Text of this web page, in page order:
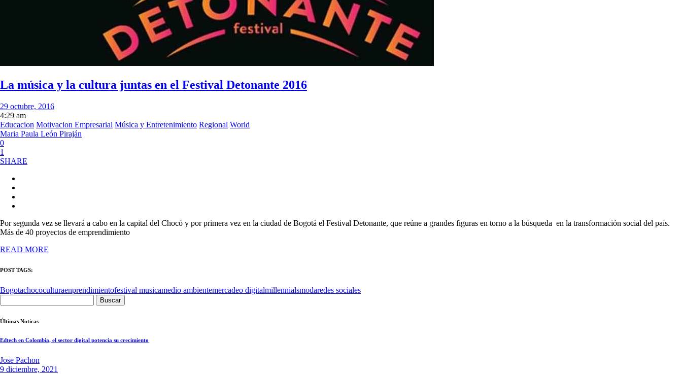
La música y la cultura juntas en el Festival Detonante 2016
29 octubre, 2016
4:29 am
Educacion Motivacion Empresarial Música y Entretenimiento Regional World
Maria Paula León Piraján
0
1
SHARE
Por segunda vez se llevará a cabo en la capital del Chocó y por primera vez en la ciudad de Bogotá el Festival Detonante, que reúne a grandes figuras en torno a la búsqueda en la transformación social del país.
Más de 40 proyectos de emprendimiento
READ MORE
POST TAGS:
Bogotachococulturaenprendimientofestival musicamedio ambientemercadeo digitalmillennialsmodaredes sociales
Últimas Noticas
Edtech en Colombia, el sector digital potencia su crecimiento
Jose Pachon
9 diciembre, 2021